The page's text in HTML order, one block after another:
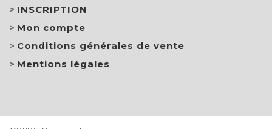
INSCRIPTION
Mon compte
Conditions générales de vente
Mentions légales